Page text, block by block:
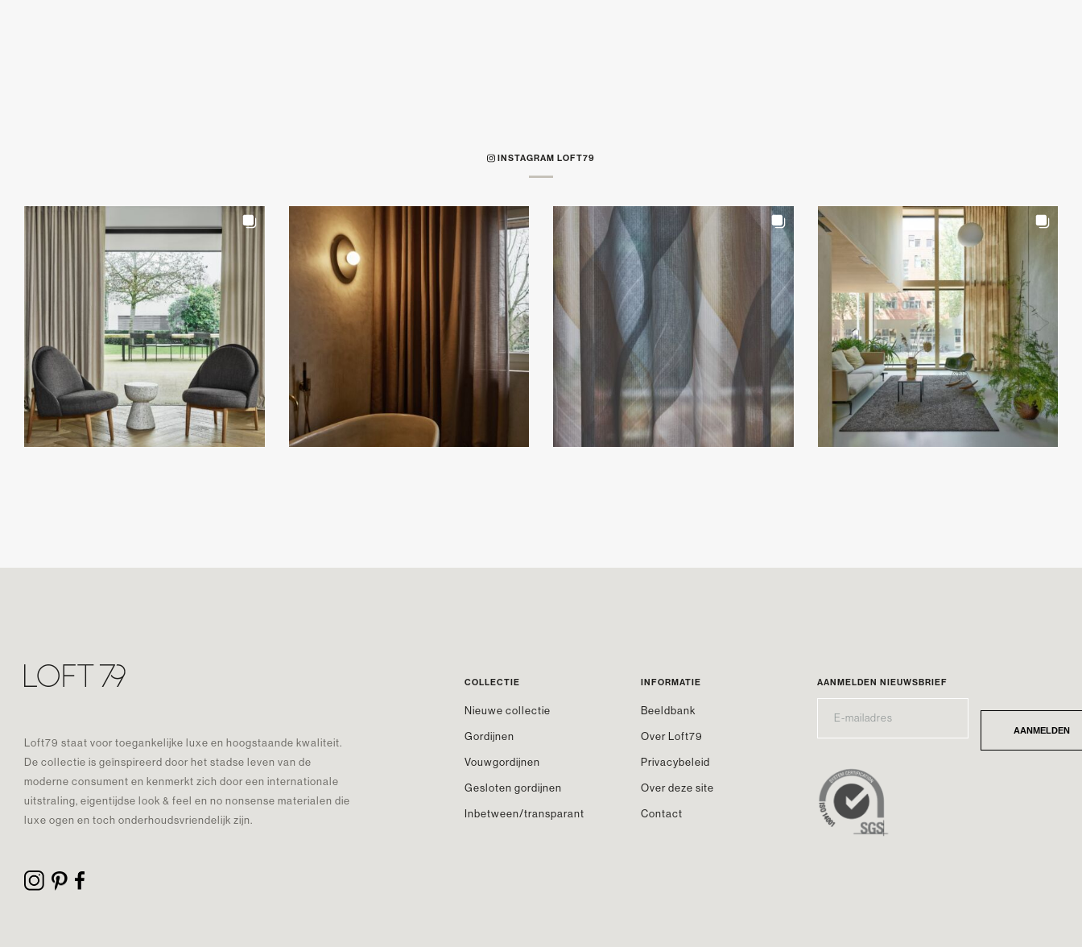
INSTAGRAM LOFT79
Loft79 staat voor toegankelijke luxe en hoogstaande kwaliteit.
De collectie is geïnspireerd door het stadse leven van de
moderne consument en kenmerkt zich door een internationale
uitstraling, eigentijdse look & feel en no nonsense materialen die
luxe ogen en toch onderhoudsvriendelijk zijn.
COLLECTIE
Nieuwe collectie
Gordijnen
Vouwgordijnen
Gesloten gordijnen
Inbetween/transparant
INFORMATIE
Beeldbank
Over Loft79
Privacybeleid
Over deze site
Contact
AANMELDEN NIEUWSBRIEF
AANMELDEN